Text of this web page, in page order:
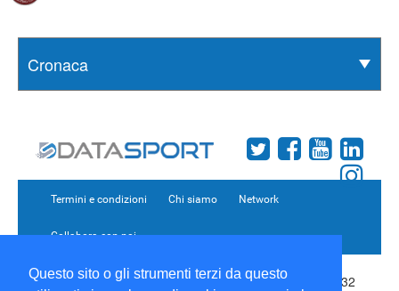
Questo sito o gli strumenti terzi da questo
Termini e condizioni Chi siamo Network
Collabora con noi
Copyright 1995-2026 ©Wise SrlVia Palmanova 8 20132